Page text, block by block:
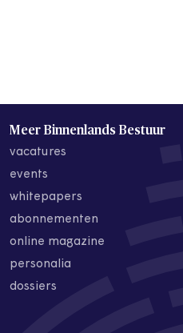
Meer Binnenlands Bestuur
vacatures
events
whitepapers
abonnementen
online magazine
personalia
dossiers